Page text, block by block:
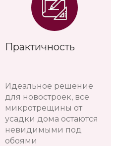
Практичность
Идеальное решение
для новостроек, все
микротрещины от
усадки дома остаются
невидимыми под
обоями